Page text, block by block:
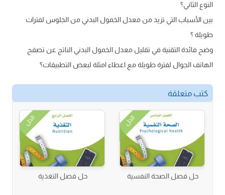
النوع الثاني؟
بين الأسباب التي تزيد من معدل الخمول البدني من الجلوس لفترات
طويلة ؟
وضح فائدة التقنية في تقليل معدل الخمول البدني الناتج عن تصفح
الهاتف الجوال لفترة طويلة مع اعطاء امثلة لبعض التطبيقات؟
كتب متعلقة
الحل
حل فصل الصحة النفسية
الحل
حل فصل التغذية